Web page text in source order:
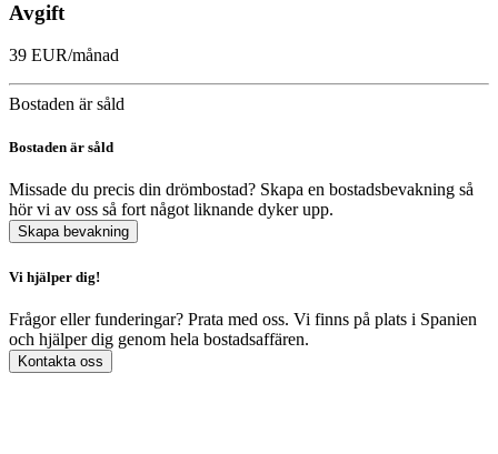
Avgift
39 EUR/månad
Bostaden är såld
Bostaden är såld
Missade du precis din drömbostad? Skapa en bostadsbevakning så
hör vi av oss så fort något liknande dyker upp.
Skapa bevakning
Vi hjälper dig!
Frågor eller funderingar? Prata med oss. Vi finns på plats i Spanien
och hjälper dig genom hela bostadsaffären.
Kontakta oss